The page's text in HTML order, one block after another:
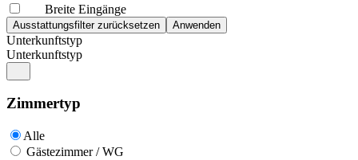
Breite Eingänge
Unterkunftstyp
Unterkunftstyp
Zimmertyp
Alle
Gästezimmer / WG